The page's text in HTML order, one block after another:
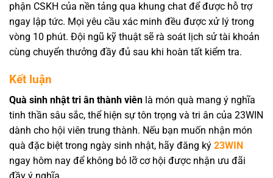
phận CSKH của nền tảng qua khung chat để được hỗ trợ
ngay lập tức. Mọi yêu cầu xác minh đều được xử lý trong
vòng 10 phút. Đội ngũ kỹ thuật sẽ rà soát lịch sử tài khoản
cùng chuyển thưởng đầy đủ sau khi hoàn tất kiểm tra.
Kết luận
Quà sinh nhật tri ân thành viên là món quà mang ý nghĩa
tinh thần sâu sắc, thể hiện sự tôn trọng và tri ân của 23WIN
dành cho hội viên trung thành. Nếu bạn muốn nhận món
quà đặc biệt trong ngày sinh nhật, hãy đăng ký 23WIN
ngay hôm nay để không bỏ lỡ cơ hội được nhận ưu đãi